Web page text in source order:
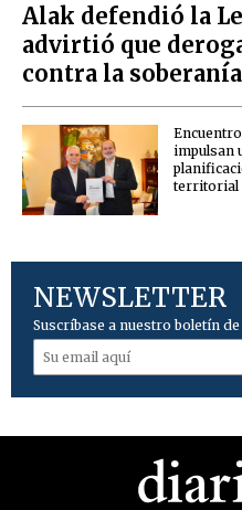
Alak defendió la
advirtió que
contra la
impulsan
territorial
NEWSLETTER
Suscríbase a nuestro boletín